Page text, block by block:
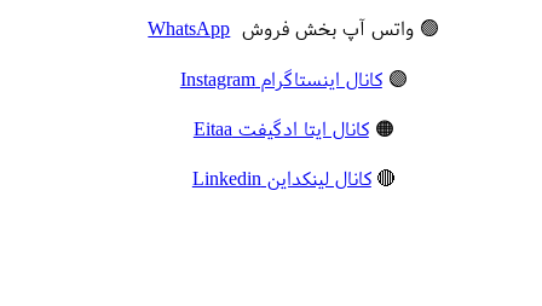
🟢 واتس آپ بخش فروش WhatsApp
🟣کانال اینستاگرام Instagram
🟠کانال ایتا ادگیفت Eitaa
🔴 کانال لینکداین Linkedin